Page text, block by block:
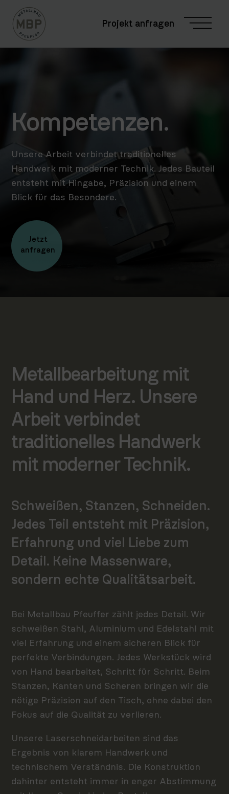
Projekt anfragen
Kompetenzen.
Unsere Arbeit verbindet traditionelles
Handwerk mit moderner Technik. Jedes Bauteil
entsteht mit Hingabe, Präzision und einem
Blick für das Besondere.
Jetzt
anfragen
Metallbearbeitung mit
Hand und Herz. Unsere
Arbeit verbindet
traditionelles Handwerk
mit moderner Technik.
Schweißen, Stanzen, Schneiden.
Jedes Teil entsteht mit Präzision,
Erfahrung und viel Liebe zum
Detail. Keine Massenware,
sondern echte Qualitätsarbeit.
Bei Metallbau Pfeuffer zählt jedes Detail. Wir
schweißen Stahl, Aluminium und Edelstahl mit
viel Erfahrung und einem sicheren Blick für
perfekte Verbindungen. Jedes Werkstück wird
von Hand bearbeitet, Schritt für Schritt. Beim
Stanzen, Kanten und Scheren bringen wir die
nötige Präzision auf den Tisch, ohne dabei den
Fokus auf die Qualität zu verlieren.
Unsere Laserschneidarbeiten sind das
Ergebnis von klarem Handwerk und
technischem Verständnis. Die Konstruktion
dahinter entsteht immer in enger Abstimmung